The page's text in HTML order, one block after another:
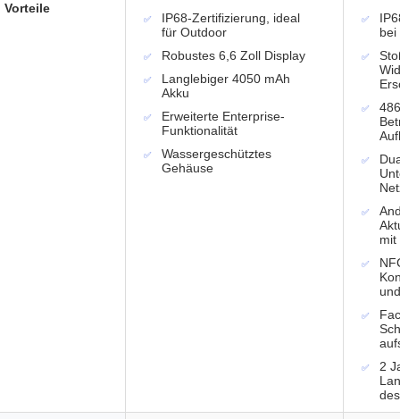
IP68-Zertifizierung, ideal
für Outdoor
Robustes 6,6 Zoll Display
Langlebiger 4050 mAh
Akku
Erweiterte Enterprise-
Funktionalität
Wassergeschütztes
Gehäuse
bei
mit
2
Vorteile